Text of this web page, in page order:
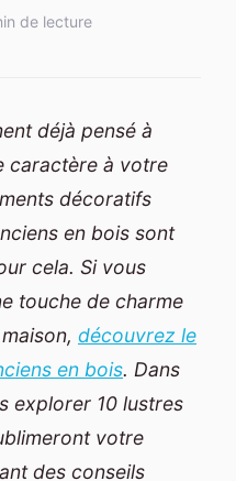
de lecture
déjà pensé à
caractère à votre
décoratifs
en bois sont
cela. Si vous
touche de charme
découvrez le
en bois. Dans
explorer 10 lustres
votre
des conseils